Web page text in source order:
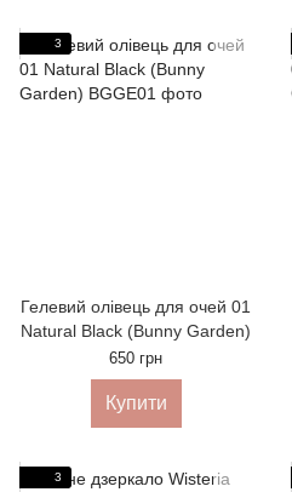
3
Гелевий олівець для очей 01
Natural Black (Bunny Garden)
650 грн
Купити
3